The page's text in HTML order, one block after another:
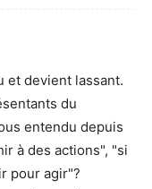
et devient lassant.
du
entendu depuis
à des actions", "si
pour agir"?